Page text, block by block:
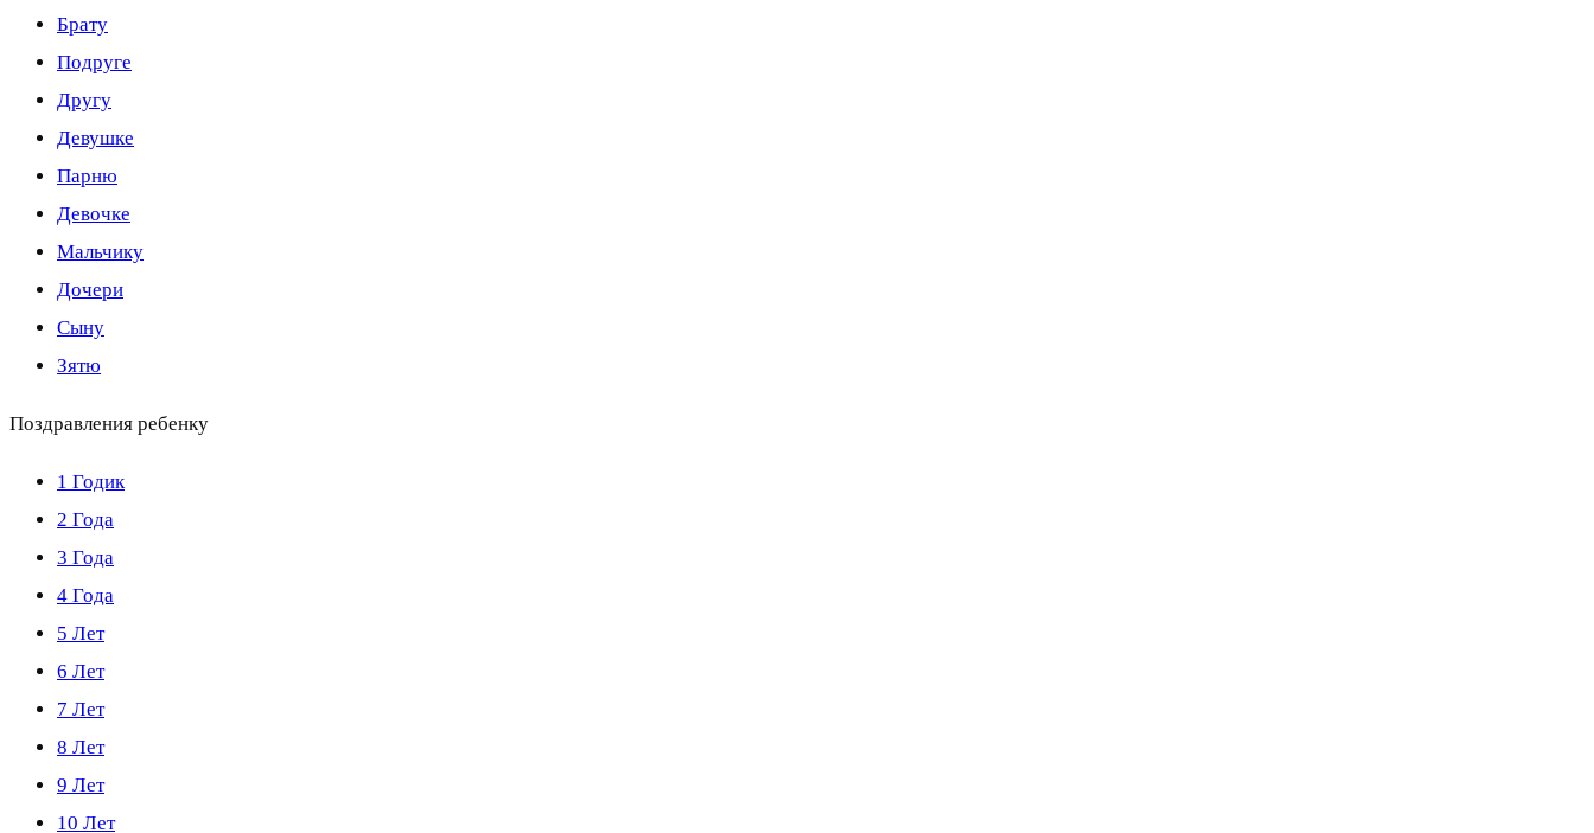
Брату
Подруге
Другу
Девушке
Парню
Девочке
Мальчику
Дочери
Сыну
Зятю
Поздравления ребенку
1 Годик
2 Года
3 Года
4 Года
5 Лет
6 Лет
7 Лет
8 Лет
9 Лет
10 Лет